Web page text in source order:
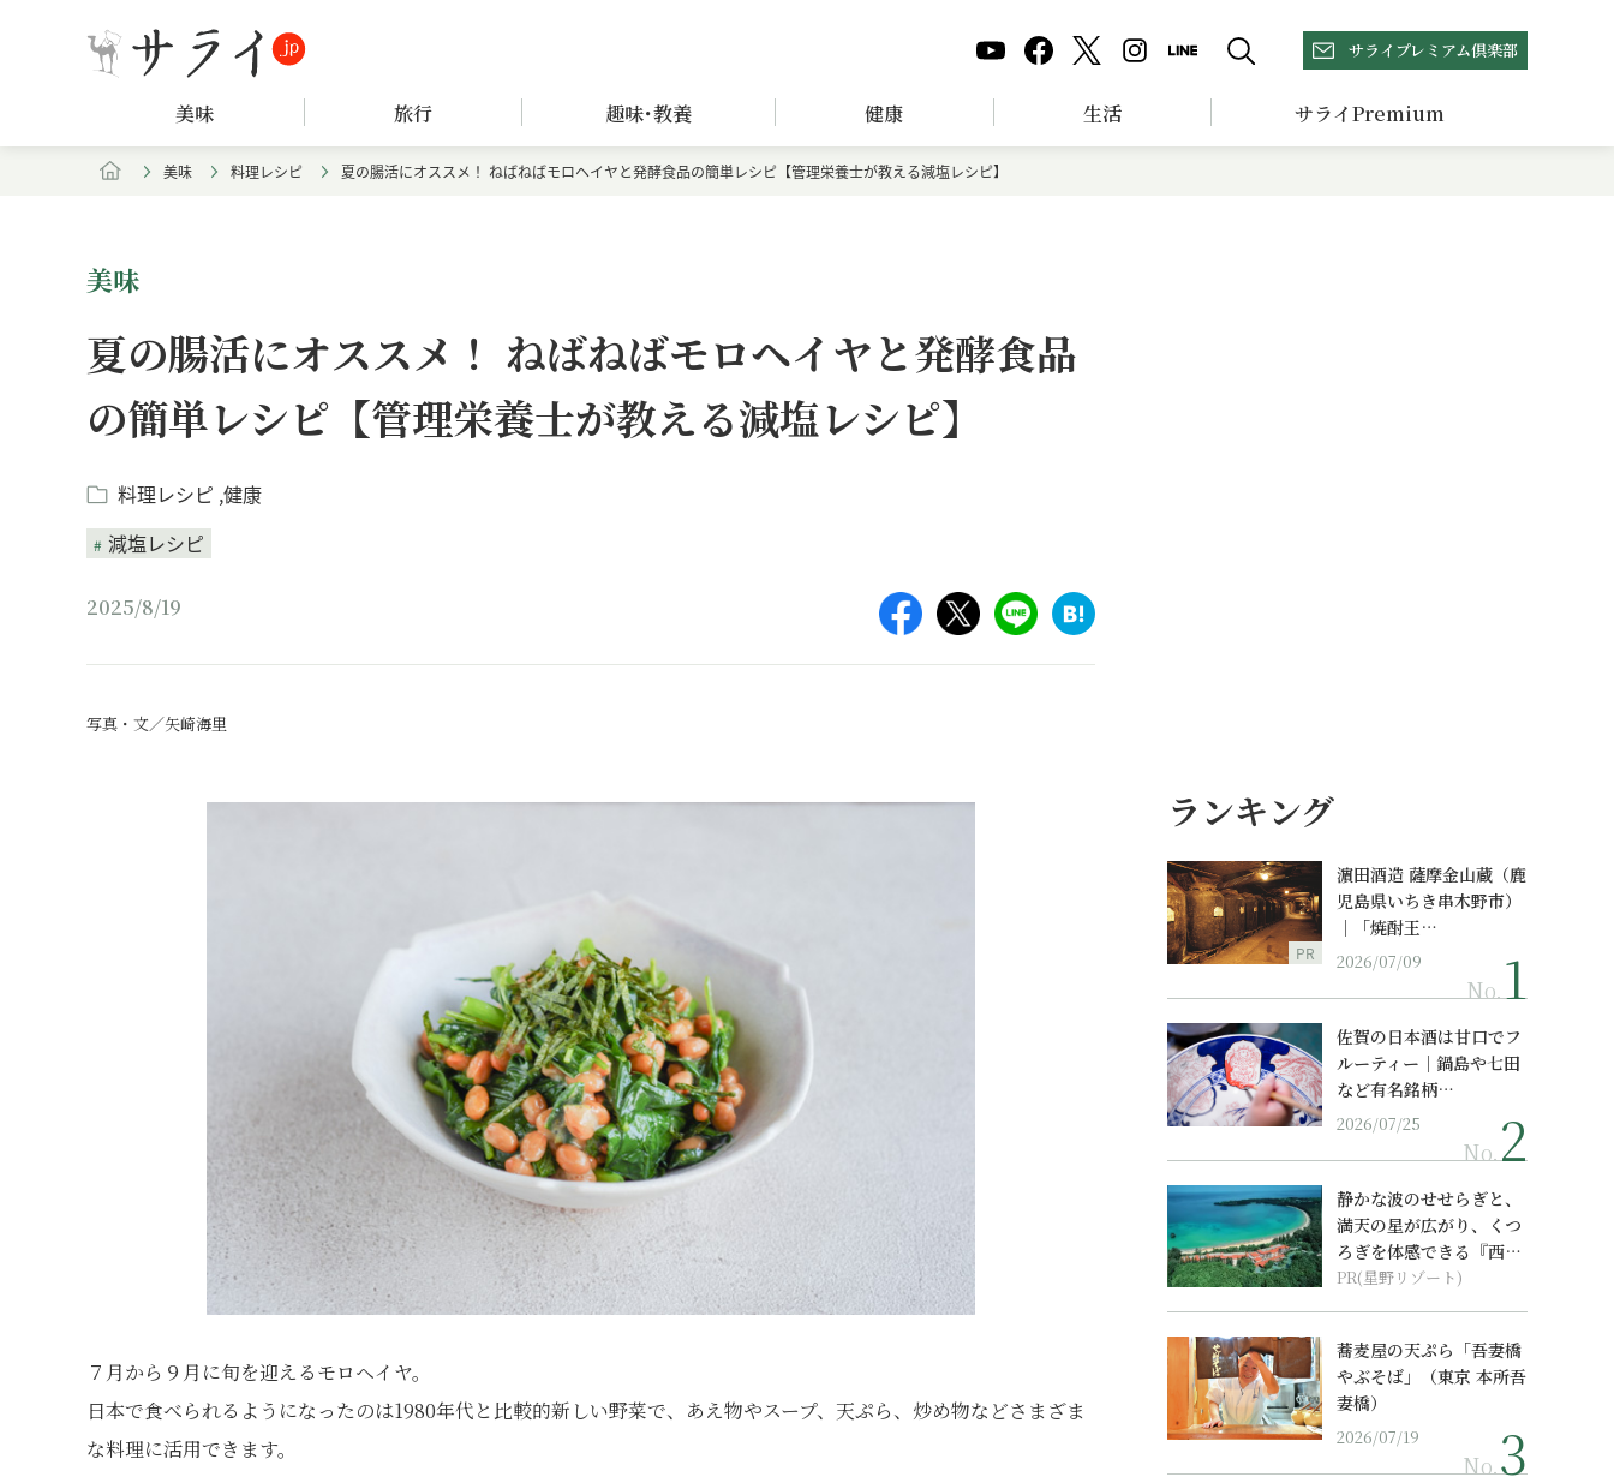
サライプレミアム倶楽部
美味 旅行 趣味･教養 健康 生活 サライPremium
美味 料理レシピ 夏の腸活にオススメ！ ねばねばモロヘイヤと発酵食品の簡単レシピ【管理栄養士が教える減塩レシピ】
美味
夏の腸活にオススメ！ ねばねばモロヘイヤと発酵食品
の簡単レシピ【管理栄養士が教える減塩レシピ】
料理レシピ 健康
減塩レシピ
2025/8/19
写真・文／矢崎海里
７月から９月に旬を迎えるモロヘイヤ。
日本で食べられるようになったのは1980年代と比較的新しい野菜で、あえ物やスープ、天ぷら、炒め物などさまざま
な料理に活用できます。
ランキング
PR
濵田酒造 薩摩金山蔵（鹿
児島県いちき串木野市）
｜「焼酎王…
2026/07/09
No.
佐賀の日本酒は甘口でフ
ルーティー｜鍋島や七田
など有名銘柄…
2026/07/25
No.
静かな波のせせらぎと、
満天の星が広がり、くつ
ろぎを体感できる『西表
島ホテル by...
PR(星野リゾート)
蕎麦屋の天ぷら「吾妻橋
やぶそば」（東京 本所吾
妻橋）
2026/07/19
No.